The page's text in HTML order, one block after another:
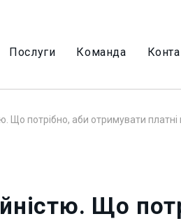
Послуги Команда
Що потрібно, аби отримувати
Що